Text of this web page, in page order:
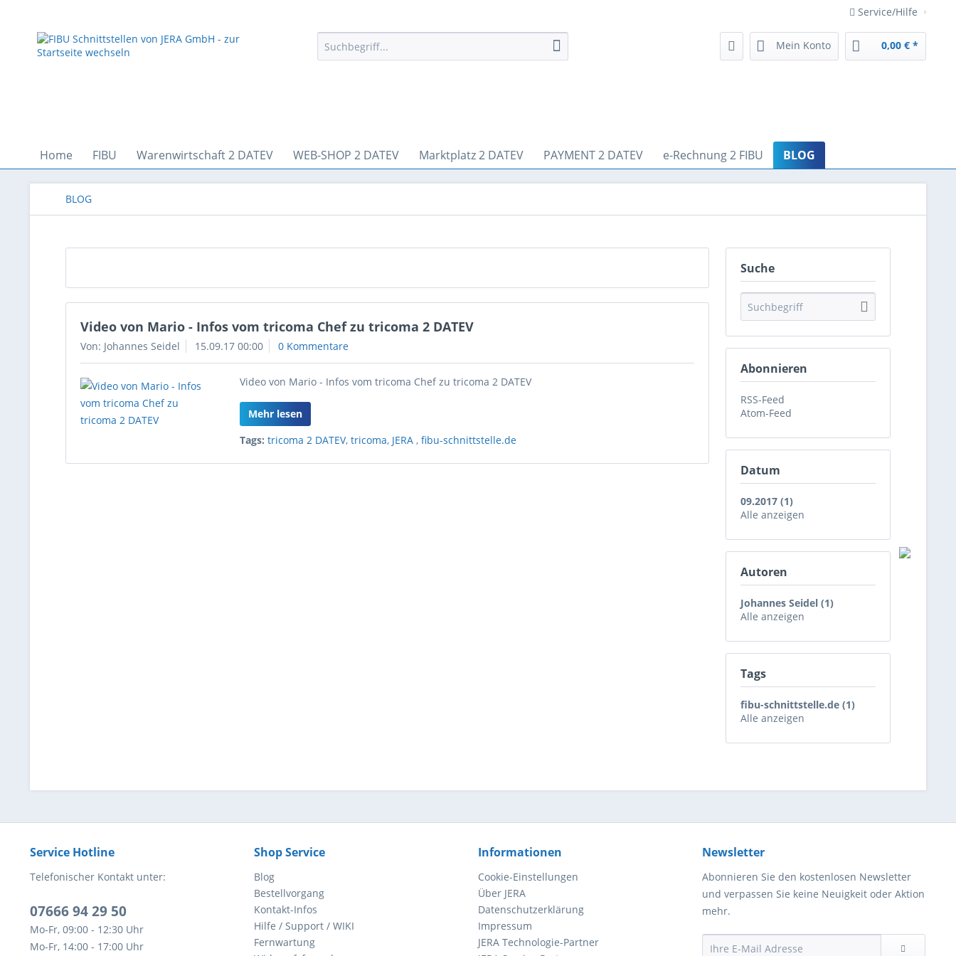
Service/Hilfe
Mein Konto 0,00 € *
Home FIBU Warenwirtschaft 2 DATEV WEB-SHOP 2 DATEV Marktplatz 2 DATEV PAYMENT 2 DATEV e-Rechnung 2 FIBU BLOG
BLOG
Suche
Abonnieren
RSS-Feed
Atom-Feed
Datum
09.2017 (1)
Alle anzeigen
Autoren
Johannes Seidel (1)
Alle anzeigen
Tags
fibu-schnittstelle.de (1)
Alle anzeigen
Video von Mario - Infos vom tricoma Chef zu tricoma 2 DATEV
Von: Johannes Seidel 15.09.17 00:00 0 Kommentare
Video von Mario - Infos vom tricoma Chef zu tricoma 2 DATEV
Mehr lesen
Tags: tricoma 2 DATEV,tricoma, JERA,fibu-schnittstelle.de
Service Hotline
Telefonischer Kontakt unter:
07666 94 29 50
Mo-Fr, 09:00 - 12:30 Uhr
Mo-Fr, 14:00 - 17:00 Uhr
Shop Service
Blog
Bestellvorgang
Kontakt-Infos
Hilfe / Support / WIKI
Fernwartung
Informationen
Cookie-Einstellungen
Über JERA
Datenschutzerklärung
Impressum
JERA Technologie-Partner
Newsletter
Abonnieren Sie den kostenlosen Newsletter
und verpassen Sie keine Neuigkeit oder Aktion
mehr.